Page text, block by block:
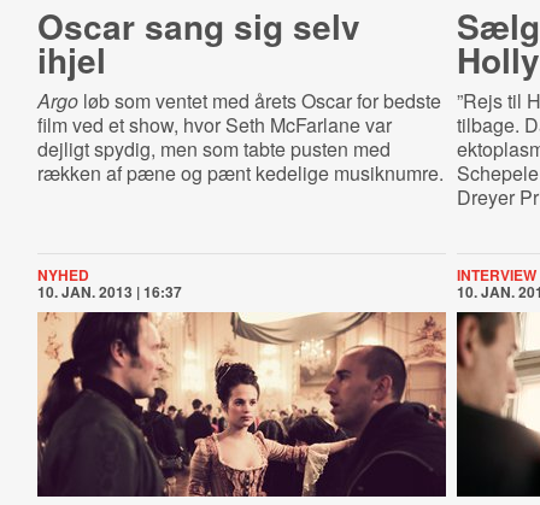
Oscar sang sig selv
ihjel
Argoløb som ventet med årets Oscar for bedste
film ved et show, hvor Seth McFarlane var
dejligt spydig, men som tabte pusten med
rækken af pæne og pænt kedelige musiknumre.
”Rejs til
tilbage.
Dreyer
NYHED
10. JAN. 2013 | 16:37
INTERVIEW
10. JAN.